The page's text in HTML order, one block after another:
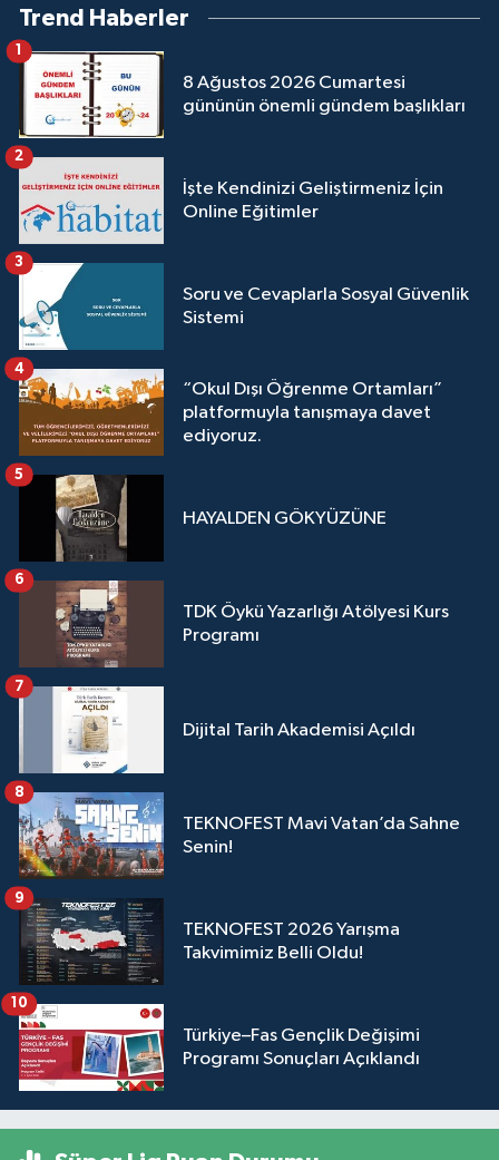
Trend Haberler
8 Ağustos 2026 Cumartesi
gününün önemli gündem başlıkları
İşte Kendinizi Geliştirmeniz İçin
Online Eğitimler
2
Soru ve Cevaplarla Sosyal Güvenlik
Sistemi
3
“Okul Dışı Öğrenme Ortamları”
platformuyla tanışmaya davet
ediyoruz.
4
HAYALDEN GÖKYÜZÜNE
5
TDK Öykü Yazarlığı Atölyesi Kurs
Programı
6
Dijital Tarih Akademisi Açıldı
7
TEKNOFEST Mavi Vatan’da Sahne
Senin!
8
TEKNOFEST 2026 Yarışma
Takvimimiz Belli Oldu!
9
Türkiye–Fas Gençlik Değişimi
Programı Sonuçları Açıklandı
10